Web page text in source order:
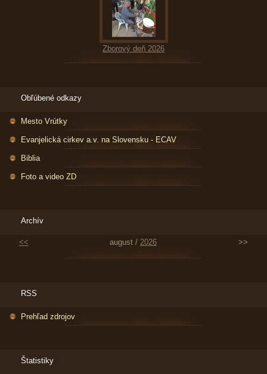
Zborový deň 2026
Obľúbené odkazy
Mesto Vrútky
Evanjelická cirkev a.v. na Slovensku - ECAV
Biblia
Foto a video ZD
Archív
<< august / 2026 >>
RSS
Prehľad zdrojov
Štatistiky